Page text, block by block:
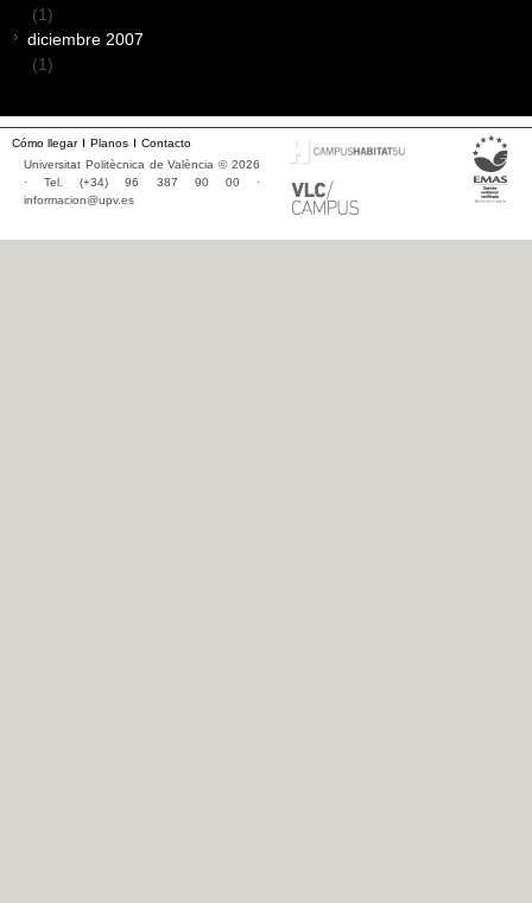
(1)
diciembre 2007
(1)
Cómo llegar Planos
Contacto
Universitat Politècnica de València © 2026
· Tel. (+34) 96 387 90 00 ·
informacion@upv.es